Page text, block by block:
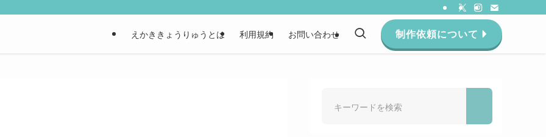
えかききょうりゅうとは 利用規約 お問い合わせ 制作依頼について